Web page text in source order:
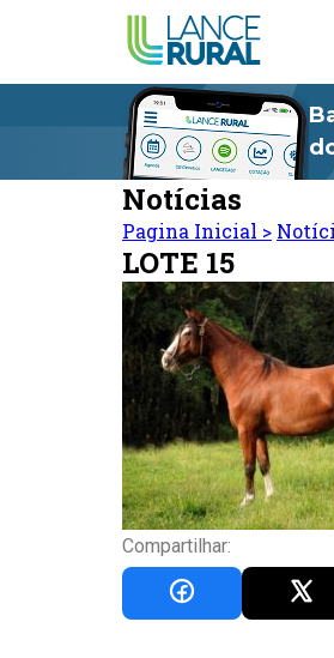
Notícias
Pagina Inicial >
LOTE 15
Compartilhar: